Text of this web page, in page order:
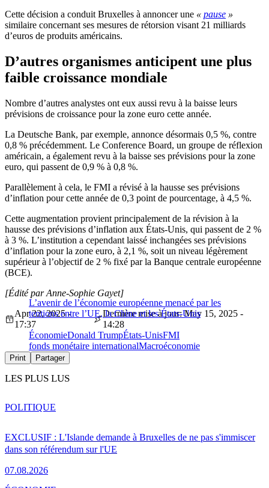
Cette décision a conduit Bruxelles à annoncer une « pause »
similaire concernant ses mesures de rétorsion visant 21 milliards
d’euros de produits américains.
D’autres organismes anticipent une plus
faible croissance mondiale
Nombre d’autres analystes ont eux aussi revu à la baisse leurs
prévisions de croissance pour la zone euro cette année.
La Deutsche Bank, par exemple, annonce désormais 0,5 %, contre
0,8 % précédemment. Le Conference Board, un groupe de réflexion
américain, a également revu à la baisse ses prévisions pour la zone
euro, qui passent de 0,9 % à 0,8 %.
Parallèlement à cela, le FMI a révisé à la hausse ses prévisions
d’inflation pour cette année de 0,3 point de pourcentage, à 4,5 %.
Cette augmentation provient principalement de la révision à la
hausse des prévisions d’inflation aux États-Unis, qui passent de 2 %
à 3 %. L’institution a cependant laissé inchangées ses prévisions
d’inflation pour la zone euro, à 2,1 %, soit un niveau légèrement
supérieur à l’objectif de 2 % fixé par la Banque centrale européenne
(BCE).
L’avenir de l’économie européenne menacé par les
tentions entre l’UE, la Chine et les États-Unis
[Édité par Anne-Sophie Gayet]
Apr 22, 2025 -
17:37
Dernière mise à jour: May 15, 2025 -
14:28
ÉconomieDonald TrumpÉtats-UnisFMI
fonds monétaire internationalMacroéconomie
Print Partager
LES PLUS LUS
EXCLUSIF : L'Islande demande à Bruxelles de ne pas s'immiscer
dans son référendum sur l'UE
07.08.2026
POLITIQUE